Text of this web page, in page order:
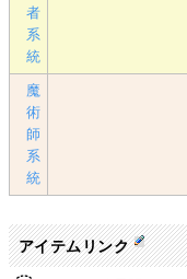
者
系
統
魔
術
師
系
統
アイテムリンク